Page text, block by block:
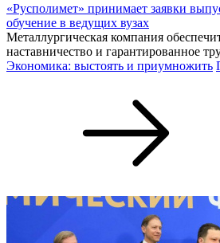
«Русполимет» принимает заявки
обучение в ведущих вузах
Металлургическая компания
наставничество и гарантированное
Экономика: выстоять и приумножить